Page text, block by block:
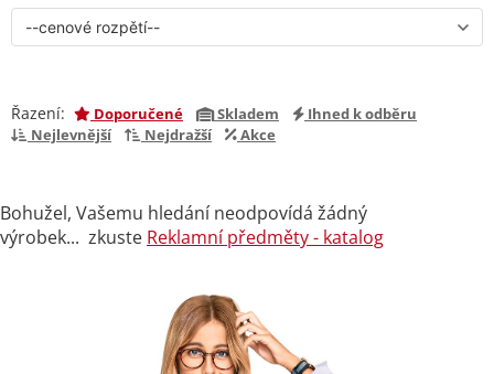
Řazení: Doporučené Skladem
Ihned k odběru
Nejlevnější
Nejdražší Akce
Bohužel, Vašemu hledání neodpovídá žádný
výrobek... zkuste Reklamní předměty - katalog